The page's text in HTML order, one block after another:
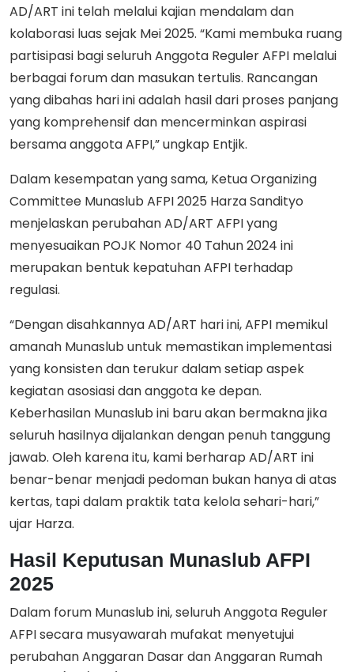
AD/ART ini telah melalui kajian mendalam dan
kolaborasi luas sejak Mei 2025. “Kami membuka ruang
partisipasi bagi seluruh Anggota Reguler AFPI melalui
berbagai forum dan masukan tertulis. Rancangan
yang dibahas hari ini adalah hasil dari proses panjang
yang komprehensif dan mencerminkan aspirasi
bersama anggota AFPI,” ungkap Entjik.
Dalam kesempatan yang sama, Ketua Organizing
Committee Munaslub AFPI 2025 Harza Sandityo
menjelaskan perubahan AD/ART AFPI yang
menyesuaikan POJK Nomor 40 Tahun 2024 ini
merupakan bentuk kepatuhan AFPI terhadap
regulasi.
“Dengan disahkannya AD/ART hari ini, AFPI memikul
amanah Munaslub untuk memastikan implementasi
yang konsisten dan terukur dalam setiap aspek
kegiatan asosiasi dan anggota ke depan.
Keberhasilan Munaslub ini baru akan bermakna jika
seluruh hasilnya dijalankan dengan penuh tanggung
jawab. Oleh karena itu, kami berharap AD/ART ini
benar-benar menjadi pedoman bukan hanya di atas
kertas, tapi dalam praktik tata kelola sehari-hari,”
ujar Harza.
Hasil Keputusan Munaslub AFPI
2025
Dalam forum Munaslub ini, seluruh Anggota Reguler
AFPI secara musyawarah mufakat menyetujui
perubahan Anggaran Dasar dan Anggaran Rumah